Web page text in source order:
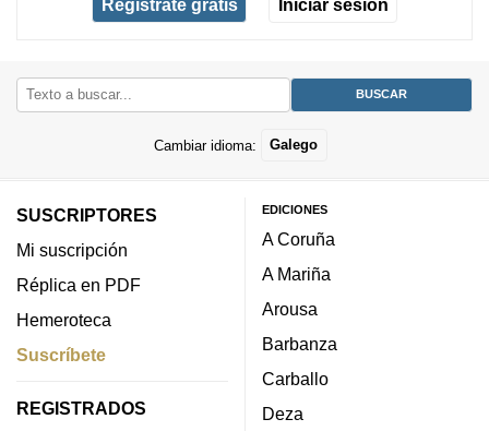
Regístrate gratis Iniciar sesión
Cambiar idioma: Galego
SUSCRIPTORES
Mi suscripción
Réplica en PDF
Hemeroteca
Suscríbete
REGISTRADOS
EDICIONES
A Coruña
A Mariña
Arousa
Barbanza
Carballo
Deza